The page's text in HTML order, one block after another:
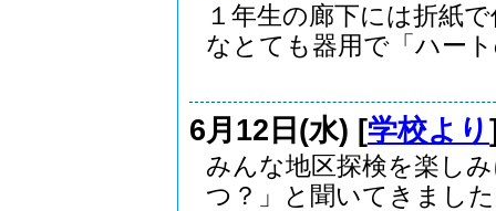
１年生の廊下には折紙
なとても器用で「ハー
6月12日(水) [学校より
みんな地区探検を楽し
つ？」と聞いてきまし